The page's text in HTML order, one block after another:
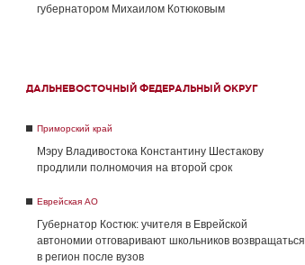
губернатором Михаилом Котюковым
ДАЛЬНЕВОСТОЧНЫЙ ФЕДЕРАЛЬНЫЙ ОКРУГ
Приморский край
Мэру Владивостока Константину Шестакову
продлили полномочия на второй срок
Еврейская АО
Губернатор Костюк: учителя в Еврейской
автономии отговаривают школьников возвращаться
в регион после вузов